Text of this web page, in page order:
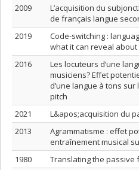
2009
L’acquisition du
de français langue
2019
Code-switching :
what it can reveal
2016
Les locuteurs d’une
musiciens? Effet
d’une langue à tons
pitch
2021
L&apos;acquisition du
2013
Agrammatisme : effet
entraînement musical
1980
Translating the passive